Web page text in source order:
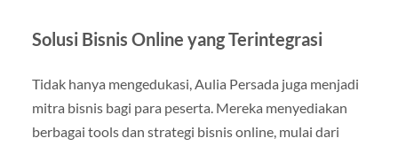
Solusi Bisnis Online yang Terintegrasi
Tidak hanya mengedukasi, Aulia Persada juga menjadi
mitra bisnis bagi para peserta. Mereka menyediakan
berbagai tools dan strategi bisnis online, mulai dari